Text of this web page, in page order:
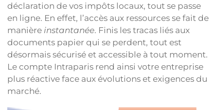
déclaration de vos impôts locaux, tout se passe
en ligne. En effet, l’accès aux ressources se fait de
manière instantanée. Finis les tracas liés aux
documents papier qui se perdent, tout est
désormais sécurisé et accessible à tout moment.
Le compte Intraparis rend ainsi votre entreprise
plus réactive face aux évolutions et exigences du
marché.